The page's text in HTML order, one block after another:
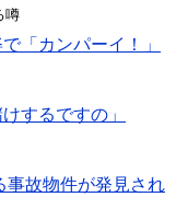
噂
「カンパーイ！」
するですの」
事故物件が発見され